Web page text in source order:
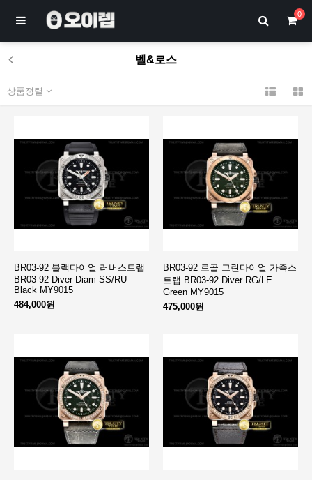
0
벨&로스
상품정렬
BR03-92 블랙다이얼 러버스트랩
BR03-92 Diver Diam SS/RU
Black MY9015
484,000원
BR03-92 로골 그린다이얼 가죽스
트랩 BR03-92 Diver RG/LE
Green MY9015
475,000원